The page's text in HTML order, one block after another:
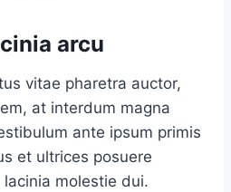
arcu
vitae pharetra auctor,
at interdum magna
ante ipsum primis
et ultrices posuere
molestie dui.